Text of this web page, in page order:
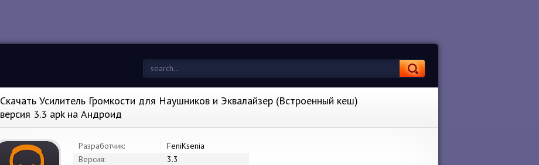
Скачать Усилитель Громкости для Наушников и Эквалайзер (Встроенный кеш)
версия 3.3 apk на Андроид
Разработчик:
FeniKsenia
Версия:
3.3